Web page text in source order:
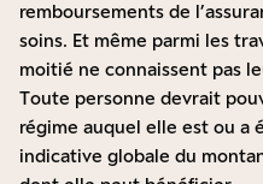
remboursements de
soins. Et même parmi les
moitié ne connaissent pas
Toute personne devrait
régime auquel elle est ou a
indicative globale du